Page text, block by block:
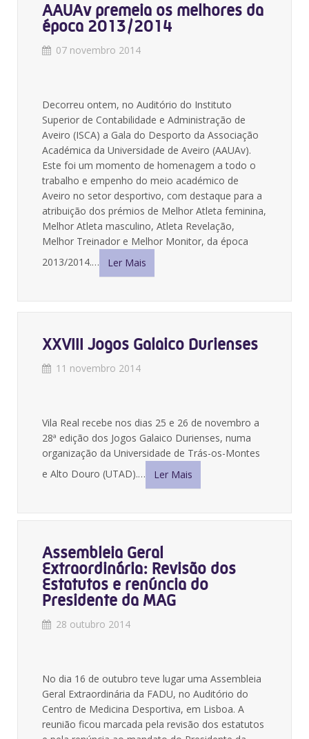
AAUAv premeia os melhores da
época 2013/2014
07 novembro 2014
Decorreu ontem, no Auditório do Instituto
Superior de Contabilidade e Administração de
Aveiro (ISCA) a Gala do Desporto da Associação
Académica da Universidade de Aveiro (AAUAv).
Este foi um momento de homenagem a todo o
trabalho e empenho do meio académico de
Aveiro no setor desportivo, com destaque para a
atribuição dos prémios de Melhor Atleta feminina,
Melhor Atleta masculino, Atleta Revelação,
Melhor Treinador e Melhor Monitor, da época
2013/2014.…
Ler Mais
XXVIII Jogos Galaico Durienses
11 novembro 2014
Vila Real recebe nos dias 25 e 26 de novembro a
28ª edição dos Jogos Galaico Durienses, numa
organização da Universidade de Trás-os-Montes
e Alto Douro (UTAD).…
Ler Mais
Assembleia Geral
Extraordinária: Revisão dos
Estatutos e renúncia do
Presidente da MAG
28 outubro 2014
No dia 16 de outubro teve lugar uma Assembleia
Geral Extraordinária da FADU, no Auditório do
Centro de Medicina Desportiva, em Lisboa. A
reunião ficou marcada pela revisão dos estatutos